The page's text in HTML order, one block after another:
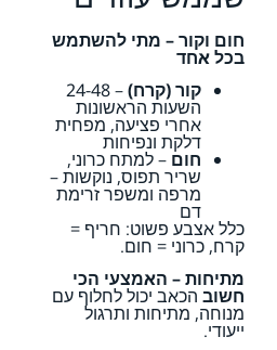
חום וקור – מתי להשתמש
בכל אחד
קור (קרח)
– 24-48
השעות הראשונות
אחרי פציעה, מפחית
דלקת ונפיחות
חום – למתח כרוני,
שריר תפוס, נוקשות –
מרפה ומשפר זרימת
דם
כלל אצבע פשוט: חריף =
קרח, כרוני = חום.
מתיחות – האמצעי הכי
חשוב הכאב יכול לחלוף עם
מנוחה, מתיחות ותרגול
ייעודי.